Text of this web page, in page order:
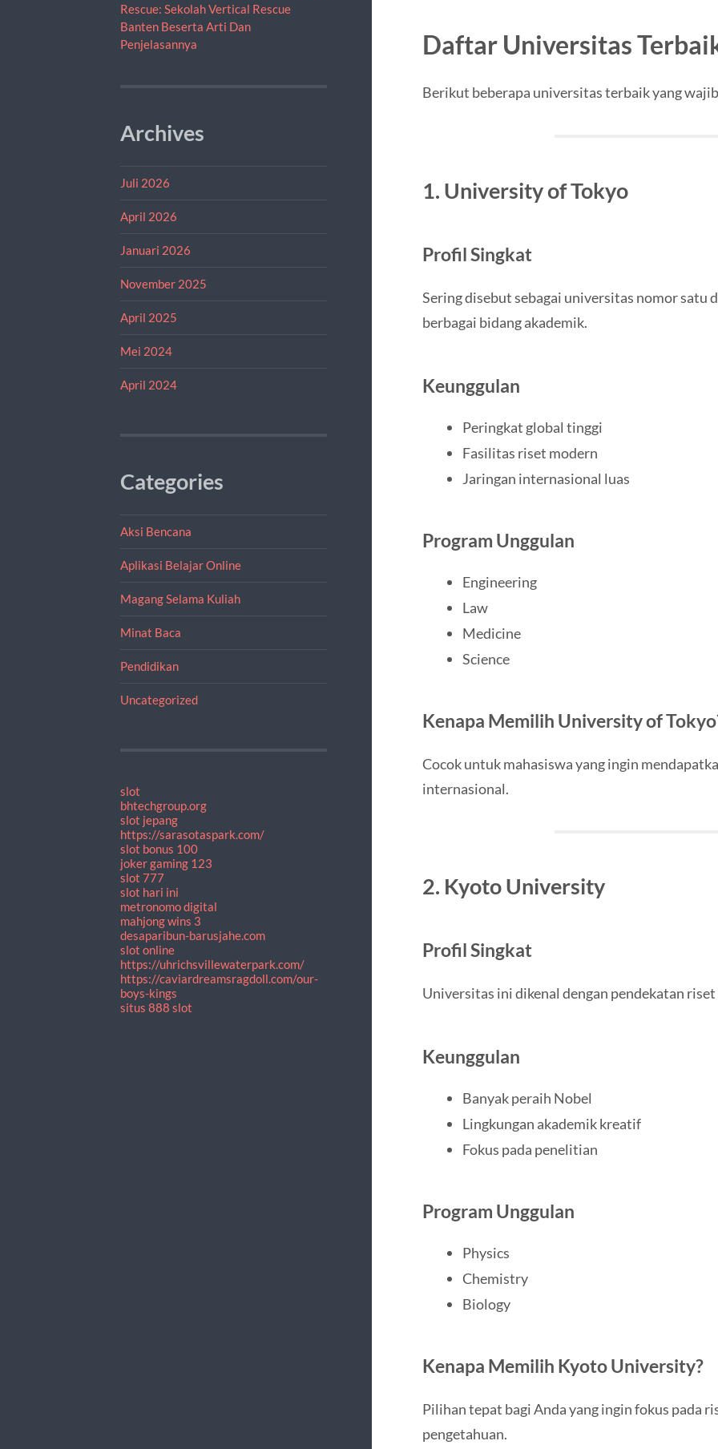
Rescue: Sekolah Vertical Rescue
Banten Beserta Arti Dan
Penjelasannya
Archives
Juli 2026
April 2026
Januari 2026
November 2025
April 2025
Mei 2024
April 2024
Categories
Aksi Bencana
Aplikasi Belajar Online
Magang Selama Kuliah
Minat Baca
Pendidikan
Uncategorized
slot
bhtechgroup.org
slot jepang
https://sarasotaspark.com/
slot bonus 100
joker gaming 123
slot 777
slot hari ini
metronomo digital
mahjong wins 3
desaparibun-barusjahe.com
slot online
https://uhrichsvillewaterpark.com/
https://caviardreamsragdoll.com/our-
boys-kings
situs 888 slot
Daftar Universitas
Berikut beberapa universitas terbaik yang
1. University of Tokyo
Profil Singkat
Sering disebut sebagai universitas nomor satu
berbagai bidang akademik.
Keunggulan
Peringkat global tinggi
Fasilitas riset modern
Jaringan internasional luas
Program Unggulan
Engineering
Law
Medicine
Science
Kenapa Memilih University of
Cocok untuk mahasiswa yang ingin
internasional.
2. Kyoto University
Profil Singkat
Universitas ini dikenal dengan pendekatan
Keunggulan
Banyak peraih Nobel
Lingkungan akademik kreatif
Fokus pada penelitian
Program Unggulan
Physics
Chemistry
Biology
Kenapa Memilih Kyoto University?
Pilihan tepat bagi Anda yang ingin fokus pada
pengetahuan.